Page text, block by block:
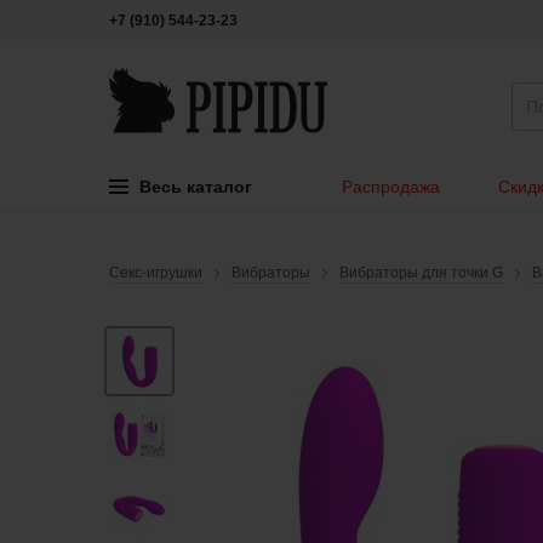
+7 (910) 544-23-23
Весь каталог Распродажа
Секс-игрушки Вибраторы Вибраторы для точки G